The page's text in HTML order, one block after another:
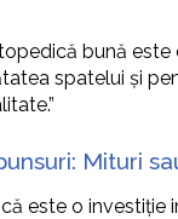
bună este
spatelui și
Mituri
este o investiție